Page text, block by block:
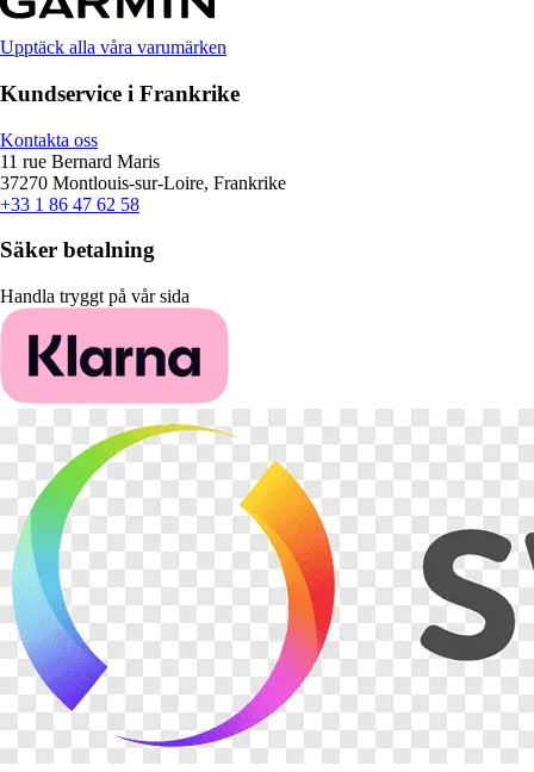
Upptäck alla våra varumärken
Kundservice i Frankrike
Kontakta oss
11 rue Bernard Maris
37270 Montlouis-sur-Loire, Frankrike
+33 1 86 47 62 58
Säker betalning
Handla tryggt på vår sida